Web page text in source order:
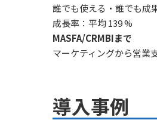
誰でも使える・誰でも成
成長率：平均 139 %
MASFA/CRMBIまで
マーケティングから営業
導入事例